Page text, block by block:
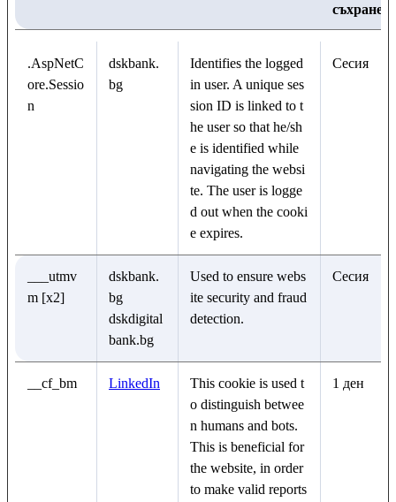
.AspNetC
ore.Sessio
n
dskbank.
bg
Identifies the logged
in user. A unique ses
sion ID is linked to t
he user so that he/sh
e is identified while
navigating the websi
te. The user is logge
d out when the cooki
e expires.
Сесия
___utmv
m [x2]
dskbank.
bg
dskdigital
bank.bg
Used to ensure webs
ite security and fraud
detection.
Сесия
__cf_bm LinkedIn
This cookie is used t
o distinguish betwee
n humans and bots.
This is beneficial for
the website, in order
to make valid reports
1 ден